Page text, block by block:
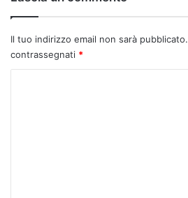
Il tuo indirizzo email non sarà pubblicato.
contrassegnati *